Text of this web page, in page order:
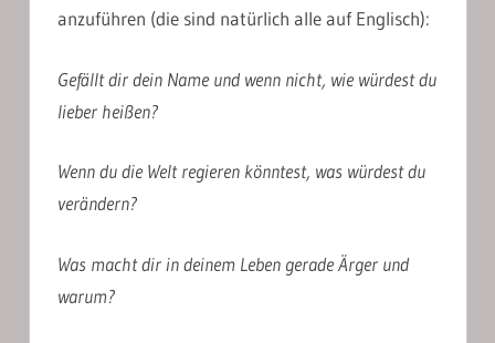
anzuführen (die sind natürlich alle auf Englisch):
Gefällt dir dein Name und wenn nicht, wie würdest du
lieber heißen?
Wenn du die Welt regieren könntest, was würdest du
verändern?
Was macht dir in deinem Leben gerade Ärger und
warum?